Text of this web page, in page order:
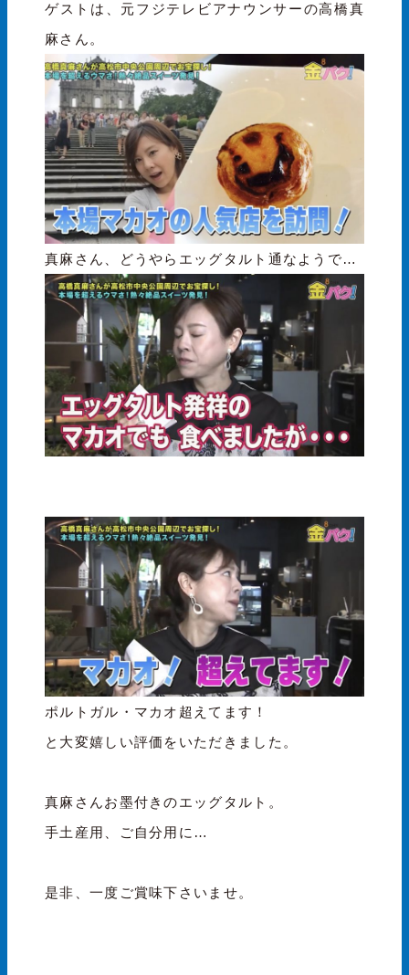
ゲストは、元フジテレビアナウンサーの高橋真
麻さん。
真麻さん、どうやらエッグタルト通なようで…
ポルトガル・マカオ超えてます！
と大変嬉しい評価をいただきました。
真麻さんお墨付きのエッグタルト。
手土産用、ご自分用に…
是非、一度ご賞味下さいませ。